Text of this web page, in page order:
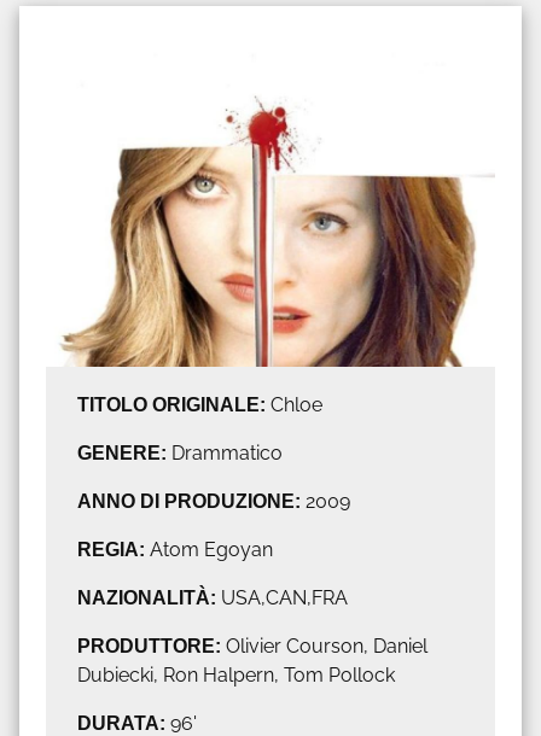
TITOLO ORIGINALE: Chloe
GENERE: Drammatico
ANNO DI PRODUZIONE: 2009
REGIA: Atom Egoyan
NAZIONALITÀ: USA,CAN,FRA
PRODUTTORE: Olivier Courson, Daniel
Dubiecki, Ron Halpern, Tom Pollock
DURATA: 96'